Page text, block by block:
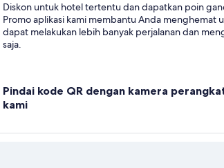
Diskon untuk hotel tertentu dan dapatkan poin
Promo aplikasi kami membantu Anda menghemat
dapat melakukan lebih banyak perjalanan dan
saja.
Pindai kode QR dengan kamera
kami